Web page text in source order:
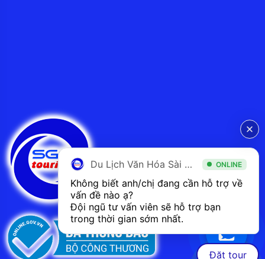
Du Lịch Văn Hóa Sài Gòn ONLINE
Không biết anh/chị đang cần hỗ trợ về
vấn đề nào ạ?
Đội ngũ tư vấn viên sẽ hỗ trợ bạn
trong thời gian sớm nhất.
Đặt tour